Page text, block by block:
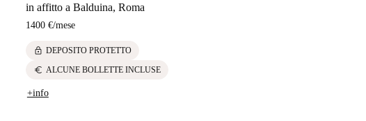
in affitto a Balduina, Roma
1400 €/mese
lock DEPOSITO PROTETTO
euro ALCUNE BOLLETTE INCLUSE
+info